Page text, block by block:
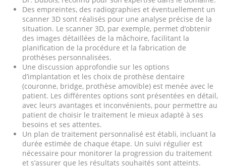
Des empreintes, des radiographies et éventuellement un
scanner 3D sont réalisés pour une analyse précise de la
situation. Le scanner 3D, par exemple, permet d’obtenir
des images détaillées de la mâchoire, facilitant la
planification de la procédure et la fabrication de
prothèses personnalisées.
Une discussion approfondie sur les options
d’implantation et les choix de prothèse dentaire
(couronne, bridge, prothèse amovible) est menée avec le
patient. Les différentes options sont présentées en détail,
avec leurs avantages et inconvénients, pour permettre au
patient de choisir le traitement le mieux adapté à ses
besoins et ses attentes.
Un plan de traitement personnalisé est établi, incluant la
durée estimée de chaque étape. Un suivi régulier est
nécessaire pour monitorer la progression du traitement
et s’assurer que les résultats souhaités sont atteints.